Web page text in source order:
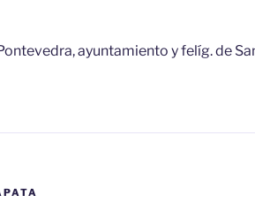
ayuntamiento y felíg. de